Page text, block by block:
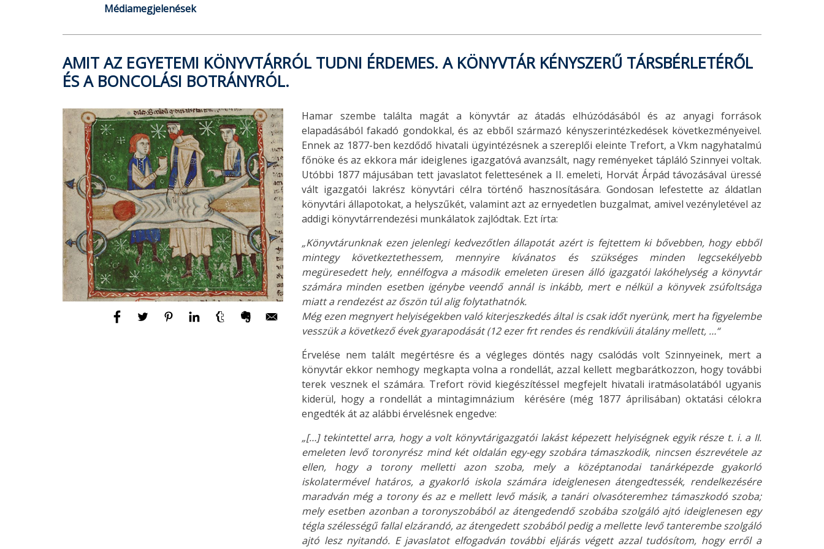
Médiamegjelenések
AMIT AZ EGYETEMI KÖNYVTÁRRÓL TUDNI ÉRDEMES. A KÖNYVTÁR KÉNYSZERŰ TÁRSBÉRLETÉRŐL
ÉS A BONCOLÁSI BOTRÁNYRÓL.
Hamar szembe találta magát a könyvtár az átadás elhúzódásából és az anyagi források
elapadásából fakadó gondokkal, és az ebből származó kényszerintézkedések következményeivel.
Ennek az 1877-ben kezdődő hivatali ügyintézésnek a szereplői eleinte Trefort, a Vkm nagyhatalmú
főnöke és az ekkora már ideiglenes igazgatóvá avanzsált, nagy reményeket tápláló Szinnyei voltak.
Utóbbi 1877 májusában tett javaslatot felettesének a II. emeleti, Horvát Árpád távozásával üressé
vált igazgatói lakrész könyvtári célra történő hasznosítására. Gondosan lefestette az áldatlan
könyvtári állapotokat, a helyszűkét, valamint azt az ernyedetlen buzgalmat, amivel vezényletével az
addigi könyvtárrendezési munkálatok zajlódtak. Ezt írta:
„Könyvtárunknak ezen jelenlegi kedvezőtlen állapotát azért is fejtettem ki bővebben, hogy ebből
mintegy következtethessem, mennyire kívánatos és szükséges minden legcsekélyebb
megüresedett hely, ennélfogva a második emeleten üresen álló igazgatói lakóhelység a könyvtár
számára minden esetben igénybe veendő annál is inkább, mert e nélkül a könyvek zsúfoltsága
miatt a rendezést az őszön túl alig folytathatnók.
Még ezen megnyert helyiségekben való kiterjeszkedés által is csak időt nyerünk, mert ha figyelembe
vesszük a következő évek gyarapodását (12 ezer frt rendes és rendkívüli átalány mellett, …“
Érvelése nem talált megértésre és a végleges döntés nagy csalódás volt Szinnyeinek, mert a
könyvtár ekkor nemhogy megkapta volna a rondellát, azzal kellett megbarátkozzon, hogy további
terek vesznek el számára. Trefort rövid kiegészítéssel megfejelt hivatali iratmásolatából ugyanis
kiderül, hogy a rondellát a mintagimnázium kérésére (még 1877 áprilisában) oktatási célokra
engedték át az alábbi érvelésnek engedve:
„[…] tekintettel arra, hogy a volt könyvtárigazgatói lakást képezett helyiségnek egyik része t. i. a II.
emeleten levő toronyrész mind két oldalán egy-egy szobára támaszkodik, nincsen észrevétele az
ellen, hogy a torony melletti azon szoba, mely a középtanodai tanárképezde gyakorló
iskolatermével határos, a gyakorló iskola számára ideiglenesen átengedtessék, rendelkezésére
maradván még a torony és az e mellett levő másik, a tanári olvasóteremhez támaszkodó szoba;
mely esetben azonban a toronyszobából az átengedendő szobába szolgáló ajtó ideiglenesen egy
tégla szélességű fallal elzárandó, az átengedett szobából pedig a mellette levő tanterembe szolgáló
ajtó lesz nyitandó. E javaslatot elfogadván további eljárás végett azzal tudósítom, hogy erről a